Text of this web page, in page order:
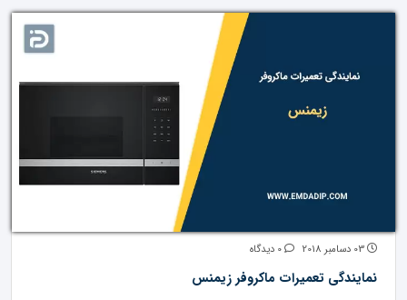
نمایندگی تعمیرات ماکروفر زیمنس